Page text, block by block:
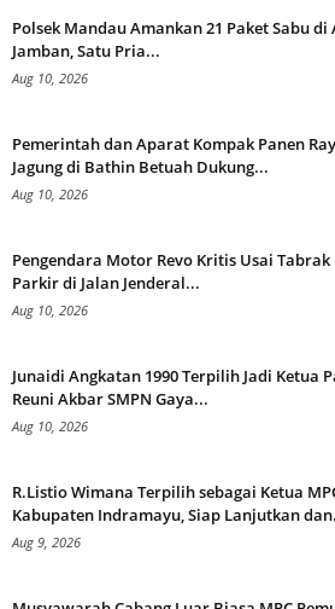
Polsek Mandau Amankan 21 Paket Sabu di
Jamban, Satu Pria...
Aug 10, 2026
Pemerintah dan Aparat Kompak Panen
Jagung di Bathin Betuah Dukung...
Aug 10, 2026
Pengendara Motor Revo Kritis Usai Tabrak
Parkir di Jalan Jenderal...
Aug 10, 2026
Junaidi Angkatan 1990 Terpilih Jadi Ketua
Reuni Akbar SMPN Gaya...
Aug 10, 2026
R.Listio Wimana Terpilih sebagai Ketua
Kabupaten Indramayu, Siap Lanjutkan
Aug 9, 2026